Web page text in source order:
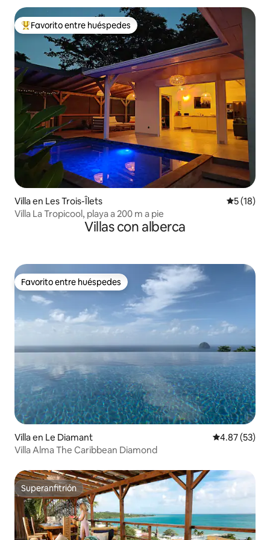
De los mejores en Favorito entre huéspedes
Favorito entre huéspedes
Villa en Les Trois-Îlets
5 (18)
Villa La Tropicool, playa a 200 m a pie
Villas con alberca
Favorito entre huéspedes
Favorito entre huéspedes
Villa en Le Diamant Calificación
4.87 (53)
Villa Alma The Caribbean Diamond
Superanfitrión
Superanfitrión